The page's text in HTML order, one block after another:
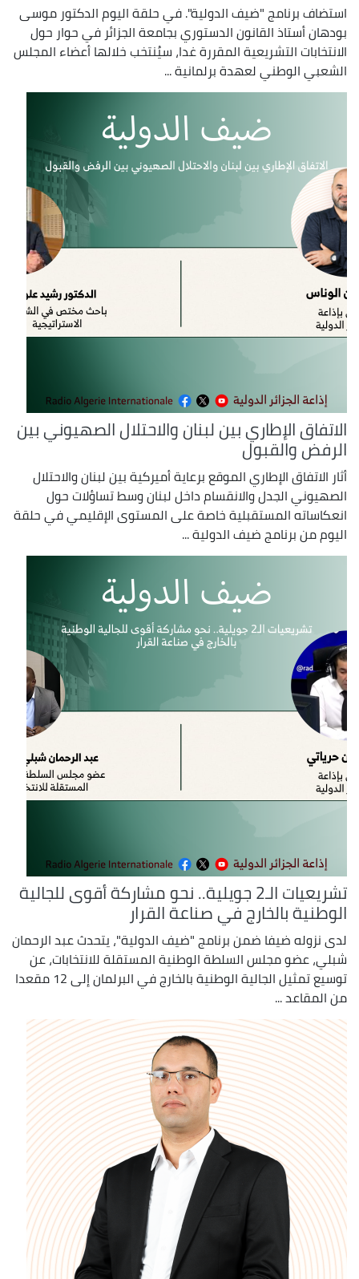
استضاف برنامج "ضيف الدولية". في حلقة اليوم الدكتور موسى
بودهان أستاذ القانون الدستوري بجامعة الجزائر في حوار حول
الانتخابات التشريعية المقررة غدا، سيُنتخب خلالها أعضاء المجلس
الشعبي الوطني لعهدة برلمانية ...
الاتفاق الإطاري بين لبنان والاحتلال الصهيوني بين
الرفض والقبول
أثار الاتفاق الإطاري الموقع برعاية أميركية بين لبنان والاحتلال
الصهيوني الجدل والانقسام داخل لبنان وسط تساؤلات حول
انعكاساته المستقبلية خاصة على المستوى الإقليمي في حلقة
اليوم من برنامج ضيف الدولية ...
تشريعيات الـ2 جويلية.. نحو مشاركة أقوى للجالية
الوطنية بالخارج في صناعة القرار
لدى نزوله ضيفا ضمن برنامج "ضيف الدولية"، يتحدث عبد الرحمان
شبلي، عضو مجلس السلطة الوطنية المستقلة للانتخابات، عن
توسيع تمثيل الجالية الوطنية بالخارج في البرلمان إلى 12 مقعدا
من المقاعد ...